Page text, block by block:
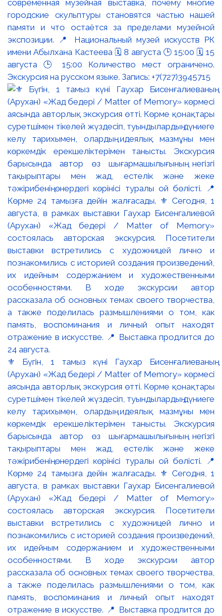
современная музейная выставка, почему многие
городские скульптуры становятся частью нашей
памяти и что остаётся за пределами музейной
экспозиции. 📍 Национальный музей искусств РК
имени Абылхана Кастеева 🗓 8 августа 🕒 15:00 🗓 15
августа 🕒 15:00 Количество мест ограничено.
Экскурсия на русском языке. Запись: +7(727)3945715
⚜️ Бүгін, 1 тамыз күні Гаухар Бисенғалиеваның
(Арухан) «Жад бедері / Matter of Memory» көрмесі
аясында авторлық экскурсия өтті. Көрме қонақтары
суретшімен тікелей жүздесіп, туындылардың дүниеге
келу тарихымен, олардың идеялық мазмұны мен
көркемдік ерекшеліктерімен танысты. Экскурсия
барысында автор өз шығармашылығының негізгі
тақырыптары мен жад, естелік және жеке
тәжірибенің өнердегі көрінісі туралы ой бөлісті. 📍
Көрме 24 тамызға дейін жалғасады. ⚜️ Сегодня, 1
августа, в рамках выставки Гаухар Бисенгалиевой
(Арухан) «Жад бедері / Matter of Memory»
состоялась авторская экскурсия. Посетители
выставки встретились с художницей лично и
познакомились с историей создания произведений,
их идейным содержанием и художественными
особенностями. В ходе экскурсии автор
рассказала об основных темах своего творчества,
а также поделилась размышлениями о том, как
память, воспоминания и личный опыт находят
отражение в искусстве. 📍 Выставка продлится до